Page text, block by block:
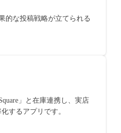
的な投稿戦略が立てられる
」と在庫連携し、実店
するアプリです。